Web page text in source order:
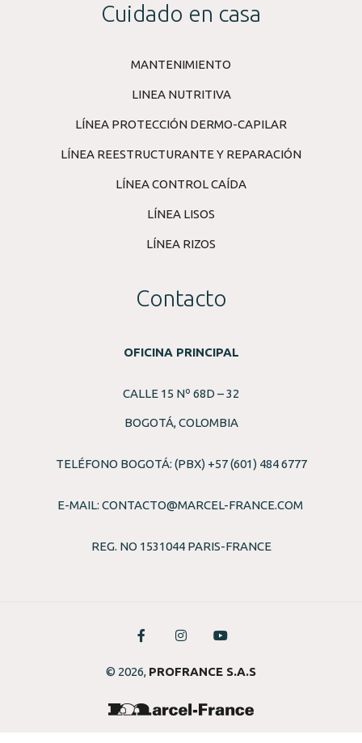
Cuidado en casa
MANTENIMIENTO
LINEA NUTRITIVA
LÍNEA PROTECCIÓN DERMO-CAPILAR
LÍNEA REESTRUCTURANTE Y REPARACIÓN
LÍNEA CONTROL CAÍDA
LÍNEA LISOS
LÍNEA RIZOS
Contacto
OFICINA PRINCIPAL
CALLE 15 Nº 68D – 32
BOGOTÁ, COLOMBIA
TELÉFONO BOGOTÁ: (PBX) +57 (601) 484 6777
E-MAIL: CONTACTO@MARCEL-FRANCE.COM
REG. NO 1531044 PARIS-FRANCE
© 2026, PROFRANCE S.A.S